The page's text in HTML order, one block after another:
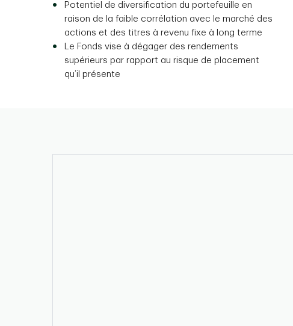
Potentiel de diversification du portefeuille en
raison de la faible corrélation avec le marché des
actions et des titres à revenu fixe à long terme
Le Fonds vise à dégager des rendements
supérieurs par rapport au risque de placement
qu’il présente